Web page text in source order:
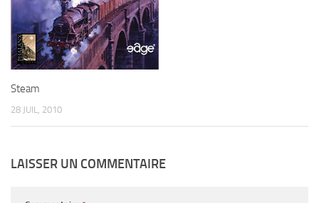
Steam
28 JUIL, 2010
LAISSER UN COMMENTAIRE